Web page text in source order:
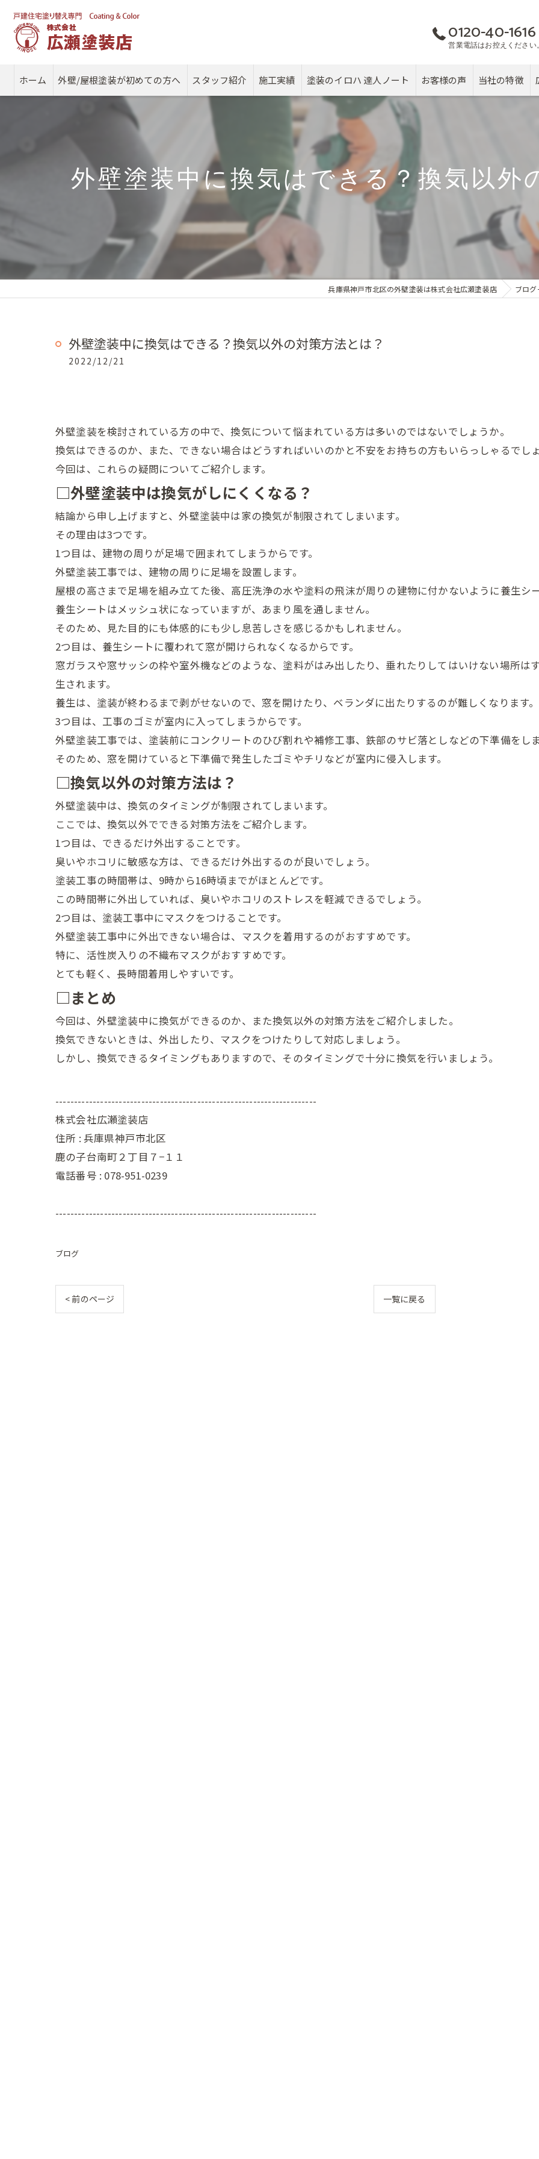
0120-40-1616
営業電話はお控えください。
ホーム 外壁/屋根塗装が初めての方へ スタッフ紹介 施工実績 塗装のイロハ 達人ノート お客様の声 当社の特徴
塗り替え
雨漏り
戸建て
外壁塗装中に換気はできる？換気以外
兵庫県神戸市北区の外壁塗装は株式会社広瀬塗装店 ブログ
外壁塗装中に換気はできる？換気以外の対策方法とは？
2022/12/21
外壁塗装を検討されている方の中で、換気について悩まれている方は多いのではないでしょうか。
換気はできるのか、また、できない場合はどうすればいいのかと不安をお持ちの方もいらっしゃるでしょ
今回は、これらの疑問についてご紹介します。
□外壁塗装中は換気がしにくくなる？
結論から申し上げますと、外壁塗装中は家の換気が制限されてしまいます。
その理由は3つです。
1つ目は、建物の周りが足場で囲まれてしまうからです。
外壁塗装工事では、建物の周りに足場を設置します。
屋根の高さまで足場を組み立てた後、高圧洗浄の水や塗料の飛沫が周りの建物に付かないように養生シ
養生シートはメッシュ状になっていますが、あまり風を通しません。
そのため、見た目的にも体感的にも少し息苦しさを感じるかもしれません。
2つ目は、養生シートに覆われて窓が開けられなくなるからです。
窓ガラスや窓サッシの枠や室外機などのような、塗料がはみ出したり、垂れたりしてはいけない場所は
生されます。
養生は、塗装が終わるまで剥がせないので、窓を開けたり、ベランダに出たりするのが難しくなります。
3つ目は、工事のゴミが室内に入ってしまうからです。
外壁塗装工事では、塗装前にコンクリートのひび割れや補修工事、鉄部のサビ落としなどの下準備をしま
そのため、窓を開けていると下準備で発生したゴミやチリなどが室内に侵入します。
□換気以外の対策方法は？
外壁塗装中は、換気のタイミングが制限されてしまいます。
ここでは、換気以外でできる対策方法をご紹介します。
1つ目は、できるだけ外出することです。
臭いやホコリに敏感な方は、できるだけ外出するのが良いでしょう。
塗装工事の時間帯は、9時から16時頃までがほとんどです。
この時間帯に外出していれば、臭いやホコリのストレスを軽減できるでしょう。
2つ目は、塗装工事中にマスクをつけることです。
外壁塗装工事中に外出できない場合は、マスクを着用するのがおすすめです。
特に、活性炭入りの不織布マスクがおすすめです。
とても軽く、長時間着用しやすいです。
□まとめ
今回は、外壁塗装中に換気ができるのか、また換気以外の対策方法をご紹介しました。
換気できないときは、外出したり、マスクをつけたりして対応しましょう。
しかし、換気できるタイミングもありますので、そのタイミングで十分に換気を行いましょう。
----------------------------------------------------------------------
株式会社広瀬塗装店
住所 : 兵庫県神戸市北区
鹿の子台南町２丁目７−１１
電話番号 : 078-951-0239
----------------------------------------------------------------------
ブログ
< 前のページ 一覧に戻る